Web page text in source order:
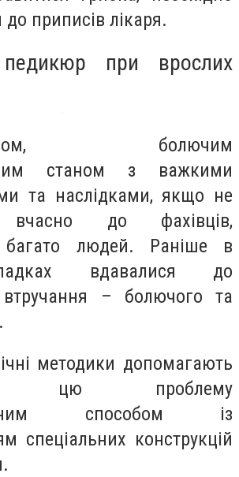
до приписів лікаря.
при врослих
болючим
станом з важкими
та наслідками, якщо не
вчасно до фахівців,
багато людей. Раніше в
вдавалися до
втручання – болючого та
методики допомагають
цю проблему
способом із
спеціальних конструкцій